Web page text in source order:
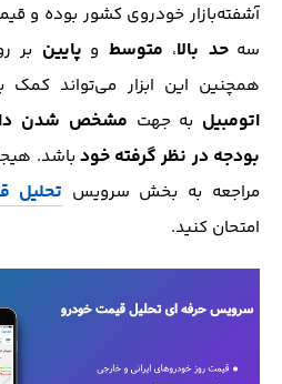
آشفته‌بازار خودروی کشور بوده و
سه حد بالا، متوسط و پایین بر
همچنین این ابزار می‌تواند کمک
اتومبیل به جهت مشخص شدن
بودجه در نظر گرفته خود باشد.
مراجعه به بخش سرویس تحلیل
امتحان کنید.